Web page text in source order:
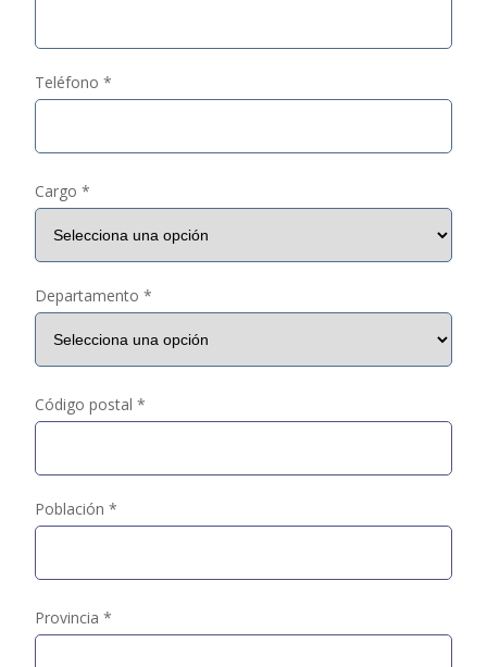
Teléfono *
Cargo *
Departamento *
Código postal *
Población *
Provincia *